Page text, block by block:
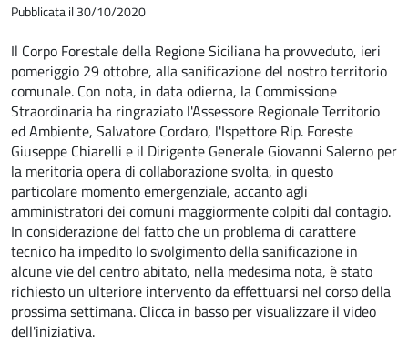
Pubblicata il 30/10/2020
Il Corpo Forestale della Regione Siciliana ha provveduto, ieri
pomeriggio 29 ottobre, alla sanificazione del nostro territorio
comunale. Con nota, in data odierna, la Commissione
Straordinaria ha ringraziato l'Assessore Regionale Territorio
ed Ambiente, Salvatore Cordaro, l'Ispettore Rip. Foreste
Giuseppe Chiarelli e il Dirigente Generale Giovanni Salerno per
la meritoria opera di collaborazione svolta, in questo
particolare momento emergenziale, accanto agli
amministratori dei comuni maggiormente colpiti dal contagio.
In considerazione del fatto che un problema di carattere
tecnico ha impedito lo svolgimento della sanificazione in
alcune vie del centro abitato, nella medesima nota, è stato
richiesto un ulteriore intervento da effettuarsi nel corso della
prossima settimana. Clicca in basso per visualizzare il video
dell'iniziativa.